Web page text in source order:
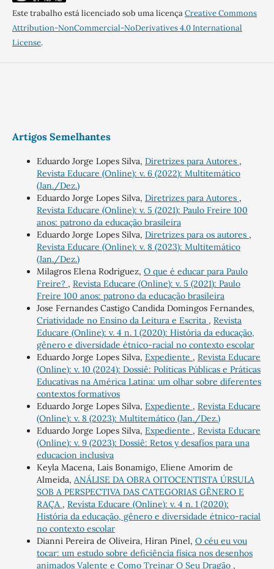
Este trabalho está licenciado sob uma licençaCreative Commons
Attribution-NonCommercial-NoDerivatives 4.0 International
License.
Artigos Semelhantes
Eduardo Jorge Lopes Silva, Diretrizes para Autores ,
Revista Educare (Online): v. 6 (2022): Multitemático
(Jan./Dez.)
Eduardo Jorge Lopes Silva, Diretrizes para Autores ,
Revista Educare (Online): v. 5 (2021): Paulo Freire 100
anos: patrono da educação brasileira
Eduardo Jorge Lopes Silva, Diretrizes para os autores ,
Revista Educare (Online): v. 8 (2023): Multitemático
(Jan./Dez.)
Milagros Elena Rodriguez, O que é educar para Paulo
Freire? , Revista Educare (Online): v. 5 (2021): Paulo
Freire 100 anos: patrono da educação brasileira
Jose Fernandes Castigo Candida Domingos Fernandes,
Criatividade no Ensino da Leitura e Escrita , Revista
Educare (Online): v. 4 n. 1 (2020): História da educação,
gênero e diversidade étnico-racial no contexto escolar
Eduardo Jorge Lopes Silva, Expediente , Revista Educare
(Online): v. 10 (2024): Dossiê: Políticas Públicas e Práticas
Educativas na América Latina: um olhar sobre diferentes
contextos formativos
Eduardo Jorge Lopes Silva, Expediente , Revista Educare
(Online): v. 8 (2023): Multitemático (Jan./Dez.)
Eduardo Jorge Lopes Silva, Expediente , Revista Educare
(Online): v. 9 (2023): Dossiê: Retos y desafíos para una
educacion inclusiva
Keyla Macena, Lais Bonamigo, Eliene Amorim de
Almeida, ANÁLISE DA OBRA OITOCENTISTA ÚRSULA
SOB A PERSPECTIVA DAS CATEGORIAS GÊNERO E
RAÇA , Revista Educare (Online): v. 4 n. 1 (2020):
História da educação, gênero e diversidade étnico-racial
no contexto escolar
Dianni Pereira de Oliveira, Hiran Pinel, O céu eu vou
tocar: um estudo sobre deficiência física nos desenhos
animados Valente e Como Treinar O Seu Dragão ,